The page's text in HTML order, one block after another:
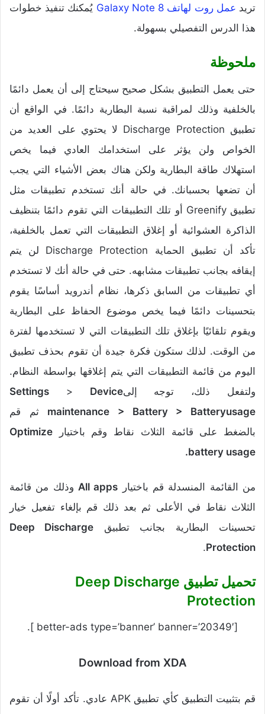
تريد عمل روت لهاتف Galaxy Note 8
يُمكنك تنفيذ خطوات
هذا الدرس التفصيلي بسهولة.
ملحوظة
حتى يعمل التطبيق بشكل صحيح سيحتاج إلى أن يعمل دائمًا
بالخلفية وذلك لمراقبة نسبة البطارية دائمًا. في الواقع أن
تطبيق Discharge Protection لا يحتوي على العديد من
الخواص ولن يؤثر على استخدامك العادي فيما يخص
استهلاك طاقة البطارية ولكن هناك بعض الأشياء التي يجب
أن تضعها بحسبانك. في حالة أنك تستخدم تطبيقات مثل
تطبيق Greenify أو تلك التطبيقات التي تقوم دائمًا بتنظيف
الذاكرة العشوائية أو إغلاق التطبيقات التي تعمل بالخلفية،
تأكد أن تطبيق الحماية Discharge Protection لن يتم
إيقافه بجانب تطبيقات مشابهه. حتى في حالة أنك لا تستخدم
أي تطبيقات من السابق ذكرها، نظام أندرويد أساسًا يقوم
بتحسينات دائمًا فيما يخص موضوع الحفاظ على البطارية
ويقوم تلقائيًا بإغلاق تلك التطبيقات التي لا تستخدمها لفترة
من الوقت. لذلك ستكون فكرة جيدة أن تقوم بحذف تطبيق
اليوم من قائمة التطبيقات التي يتم إغلاقها بواسطة النظام.
ولتفعل ذلك، توجه إلى
Settings > Device
maintenance > Battery > Batteryusage
ثم قم
بالضغط على قائمة الثلاث نقاط وقم باختيار Optimize
battery usage
.
من القائمة المنسدلة قم باختيار All apps وذلك من قائمة
الثلاث نقاط في الأعلى ثم بعد ذلك قم بإلغاء تفعيل خيار
تحسينات البطارية بجانب تطبيق Deep Discharge
Protection
.
تحميل تطبيق Deep Discharge
Protection
[better-ads type=’banner’ banner=’20349′ ].
Download from XDA
قم بتثبيت التطبيق كأي تطبيق APK عادي. تأكد أولًا أن تقوم